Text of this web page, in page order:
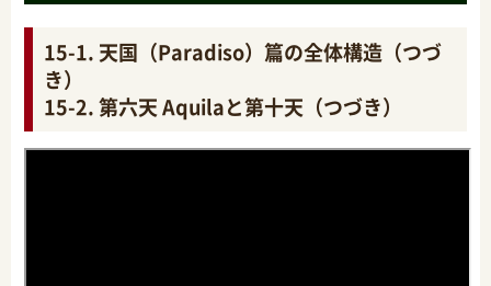
15-1. 天国（Paradiso）篇の全体構造（つづ
き）
15-2. 第六天 Aquilaと第十天（つづき）